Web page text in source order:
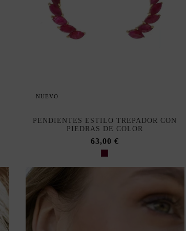
NUEVO
PENDIENTES ESTILO TREPADOR CON
PIEDRAS DE COLOR
63,00 €